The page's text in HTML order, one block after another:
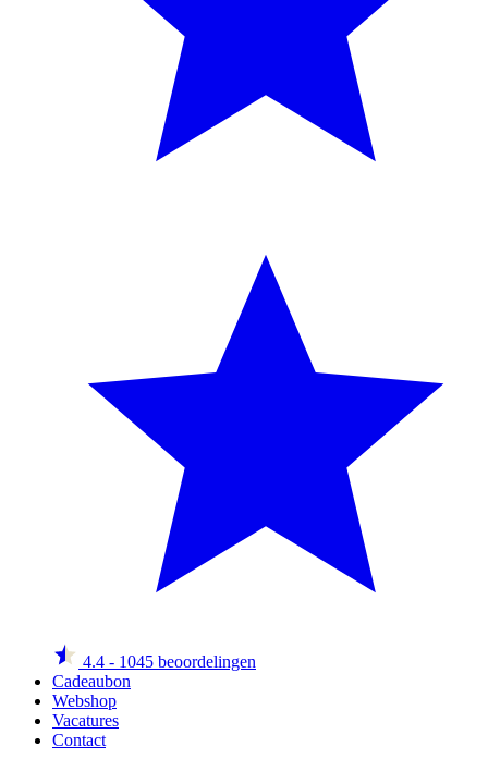
4.4 - 1045 beoordelingen
Cadeaubon
Webshop
Vacatures
Contact